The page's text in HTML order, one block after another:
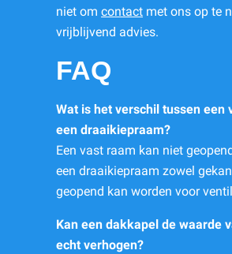
niet om contact met ons op te
vrijblijvend advies.
FAQ
Wat is het verschil tussen een
een draaikiepraam?
Een vast raam kan niet
een draaikiepraam zowel
geopend kan worden voor
Kan een dakkapel de waarde
echt verhogen?